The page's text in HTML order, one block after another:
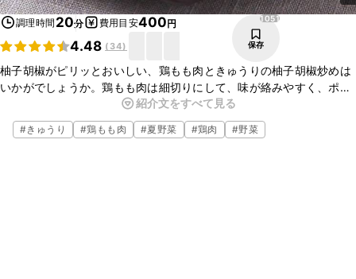
調理時間 20分 費用目安400円
4.48 ( 34)
1051
保存
柚子胡椒がピリッとおいしい、鶏もも肉ときゅうりの柚子胡椒炒めは
いかがでしょうか。鶏もも肉は細切りにして、味が絡みやすく、ポ
リッとしたきゅうりとも食べやすくなっていますよ。ごはんも進む一
品です。ぜひお試しくださいね。
紹介文をすべて見る
#きゅうり #鶏もも肉 #夏野菜 #鶏肉 #野菜